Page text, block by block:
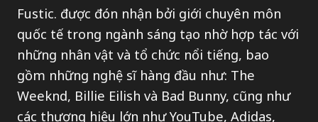
Fustic. được đón nhận bởi giới chuyên môn
quốc tế trong ngành sáng tạo nhờ hợp tác với
những nhân vật và tổ chức nổi tiếng, bao
gồm những nghệ sĩ hàng đầu như: The
Weeknd, Billie Eilish và Bad Bunny, cũng như
các thương hiệu lớn như YouTube, Adidas,